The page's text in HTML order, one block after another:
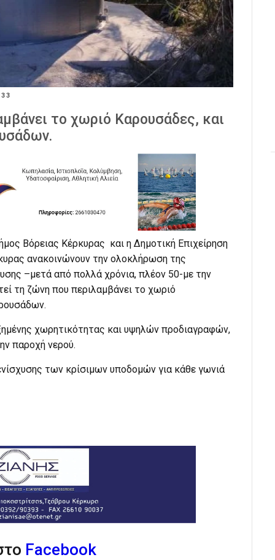
το χωριό Καρουσάδες, και
Βόρειας Κέρκυρας και η Δημοτική Επιχείρηση
ανακοινώνουν την ολοκλήρωση της
–μετά από πολλά χρόνια, πλέον 50-με την
τη ζώνη που περιλαμβάνει το χωριό
χωρητικότητας και υψηλών προδιαγραφών,
παροχή νερού.
των κρίσιμων υποδομών για κάθε γωνιά
Facebook